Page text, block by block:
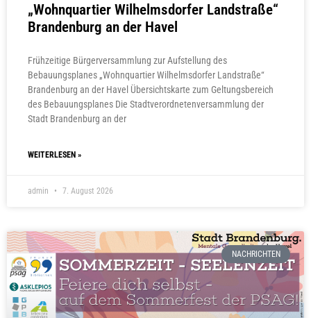
„Wohnquartier Wilhelmsdorfer Landstraße“
Brandenburg an der Havel
Frühzeitige Bürgerversammlung zur Aufstellung des
Bebauungsplanes „Wohnquartier Wilhelmsdorfer Landstraße“
Brandenburg an der Havel Übersichtskarte zum Geltungsbereich
des Bebauungsplanes Die Stadtverordnetenversammlung der
Stadt Brandenburg an der
WEITERLESEN »
admin 7. August 2026
NACHRICHTEN